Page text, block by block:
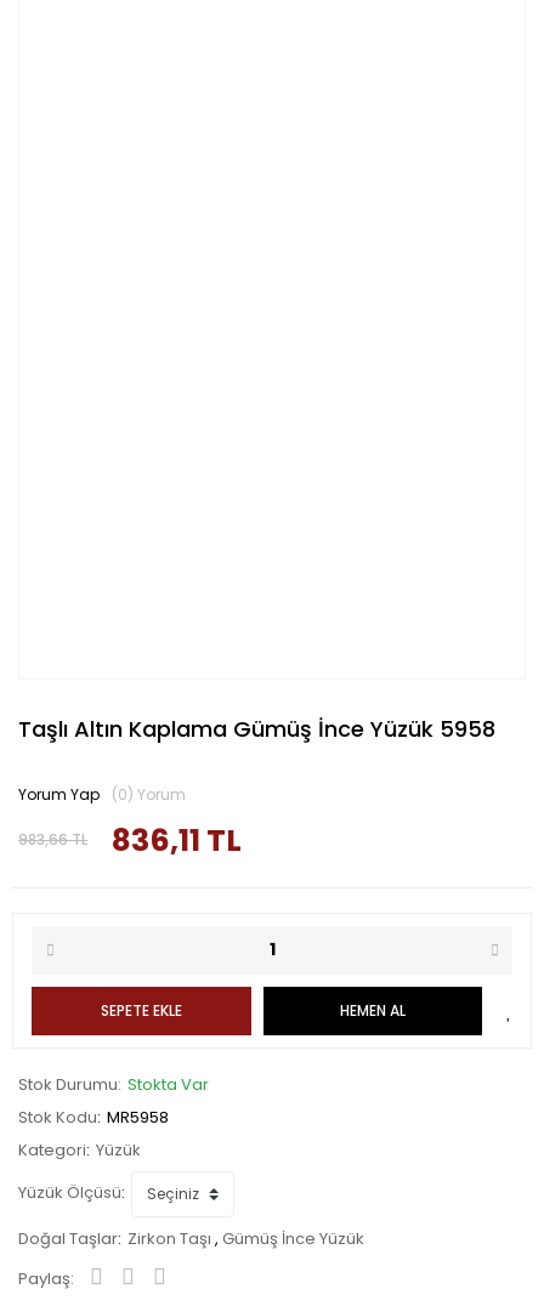
Taşlı Altın Kaplama Gümüş İnce Yüzük 5958
983,66 TL 836,11 TL
Yorum Yap (0) Yorum
SEPETE EKLE HEMEN AL
Stok Durumu Stokta Var
Stok Kodu MR5958
Kategori Yüzük
Yüzük Ölçüsü
Doğal Taşlar Zirkon Taşı , Gümüş İnce Yüzük
Paylaş: